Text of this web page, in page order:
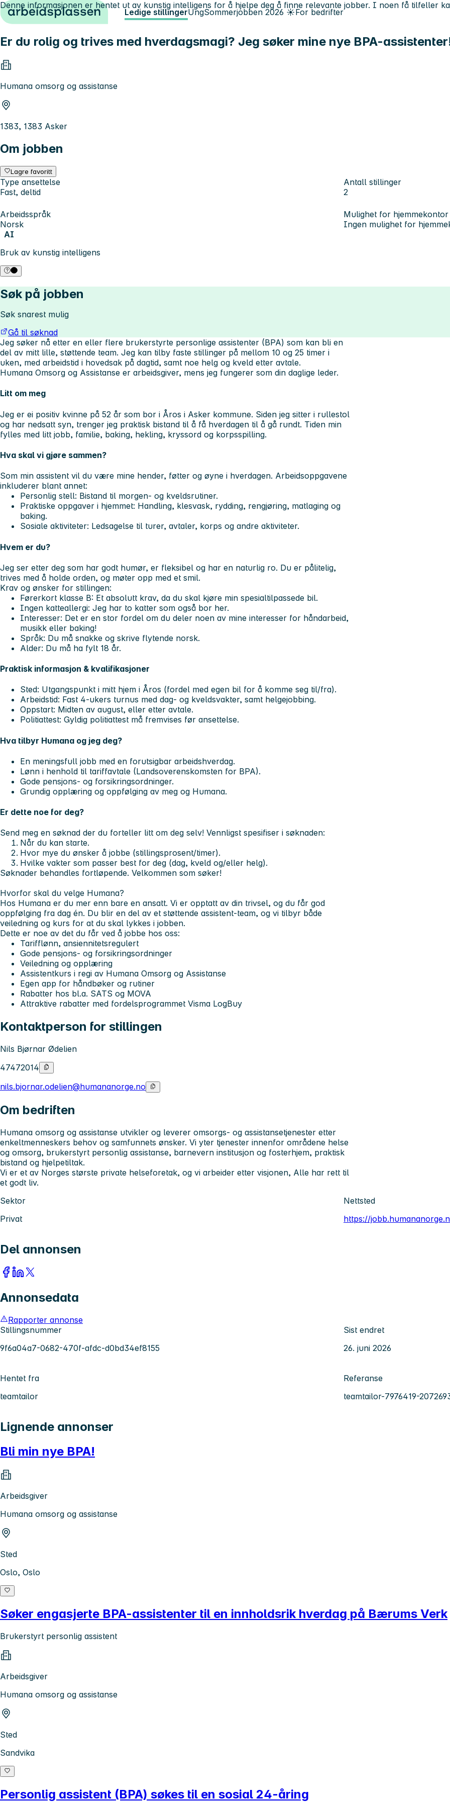
Hopp til innhold Ledige stillingerUngSommerjobben 2026 ☀️For bedrifter
Er du rolig og trives med hverdagsmagi? Jeg søker mine nye BPA-
Humana omsorg og assistanse
1383, 1383 Asker
Om jobben
Lagre favoritt
Type ansettelse
Fast, deltid
Antall stillinger
2
Arbeidsspråk
Norsk
Mulighet for hjemmekontor
Ingen mulighet for
AI
Bruk av kunstig intelligens
Denne informasjonen er hentet ut av kunstig intelligens for å hjelpe deg å finne relevante jobber. I noen få tilfeller
Søk på jobben
Søk snarest mulig
Gå til søknad
Jeg søker nå etter en eller flere brukerstyrte personlige assistenter (BPA) som kan bli en
del av mitt lille, støttende team. Jeg kan tilby faste stillinger på mellom 10 og 25 timer i
uken, med arbeidstid i hovedsak på dagtid, samt noe helg og kveld etter avtale.
Humana Omsorg og Assistanse er arbeidsgiver, mens jeg fungerer som din daglige leder.
Litt om meg
Jeg er ei positiv kvinne på 52 år som bor i Åros i Asker kommune. Siden jeg sitter i rullestol
og har nedsatt syn, trenger jeg praktisk bistand til å få hverdagen til å gå rundt. Tiden min
fylles med litt jobb, familie, baking, hekling, kryssord og korpsspilling.
Hva skal vi gjøre sammen?
Som min assistent vil du være mine hender, føtter og øyne i hverdagen. Arbeidsoppgavene
inkluderer blant annet:
Personlig stell: Bistand til morgen- og kveldsrutiner.
Praktiske oppgaver i hjemmet: Handling, klesvask, rydding, rengjøring, matlaging og
baking.
Sosiale aktiviteter: Ledsagelse til turer, avtaler, korps og andre aktiviteter.
Hvem er du?
Jeg ser etter deg som har godt humør, er fleksibel og har en naturlig ro. Du er pålitelig,
trives med å holde orden, og møter opp med et smil.
Krav og ønsker for stillingen:
Førerkort klasse B: Et absolutt krav, da du skal kjøre min spesialtilpassede bil.
Ingen katteallergi: Jeg har to katter som også bor her.
Interesser: Det er en stor fordel om du deler noen av mine interesser for håndarbeid,
musikk eller baking!
Språk: Du må snakke og skrive flytende norsk.
Alder: Du må ha fylt 18 år.
Praktisk informasjon & kvalifikasjoner
Sted: Utgangspunkt i mitt hjem i Åros (fordel med egen bil for å komme seg til/fra).
Arbeidstid: Fast 4-ukers turnus med dag- og kveldsvakter, samt helgejobbing.
Oppstart: Midten av august, eller etter avtale.
Politiattest: Gyldig politiattest må fremvises før ansettelse.
Hva tilbyr Humana og jeg deg?
En meningsfull jobb med en forutsigbar arbeidshverdag.
Lønn i henhold til tariffavtale (Landsoverenskomsten for BPA).
Gode pensjons- og forsikringsordninger.
Grundig opplæring og oppfølging av meg og Humana.
Er dette noe for deg?
Send meg en søknad der du forteller litt om deg selv! Vennligst spesifiser i søknaden:
Når du kan starte.
Hvor mye du ønsker å jobbe (stillingsprosent/timer).
Hvilke vakter som passer best for deg (dag, kveld og/eller helg).
Søknader behandles fortløpende. Velkommen som søker!
Hvorfor skal du velge Humana?
Hos Humana er du mer enn bare en ansatt. Vi er opptatt av din trivsel, og du får god
oppfølging fra dag én. Du blir en del av et støttende assistent-team, og vi tilbyr både
veiledning og kurs for at du skal lykkes i jobben.
Dette er noe av det du får ved å jobbe hos oss:
Tarifflønn, ansiennitetsregulert
Gode pensjons- og forsikringsordninger
Veiledning og opplæring
Assistentkurs i regi av Humana Omsorg og Assistanse
Egen app for håndbøker og rutiner
Rabatter hos bl.a. SATS og MOVA
Attraktive rabatter med fordelsprogrammet Visma LogBuy
Kontaktperson for stillingen
Nils Bjørnar Ødelien
47472014
nils.bjornar.odelien@humananorge.no
Om bedriften
Humana omsorg og assistanse utvikler og leverer omsorgs- og assistansetjenester etter
enkeltmenneskers behov og samfunnets ønsker. Vi yter tjenester innenfor områdene helse
og omsorg, brukerstyrt personlig assistanse, barnevern institusjon og fosterhjem, praktisk
bistand og hjelpetiltak.
Vi er et av Norges største private helseforetak, og vi arbeider etter visjonen, Alle har rett til
et godt liv.
Sektor
Privat
Nettsted
https://
Del annonsen
Annonsedata
Rapporter annonse
Stillingsnummer
9f6a04a7-0682-470f-afdc-d0bd34ef8155
Sist endret
26. juni 2026
Hentet fra
teamtailor
Referanse
teamtailor-7976419-
Lignende annonser
Bli min nye BPA!
Arbeidsgiver
Humana omsorg og assistanse
Sted
Oslo, Oslo
Søker engasjerte BPA-assistenter til en innholdsrik hverdag på Bærums Verk
Brukerstyrt personlig assistent
Arbeidsgiver
Humana omsorg og assistanse
Sted
Sandvika
Personlig assistent (BPA) søkes til en sosial 24-åring